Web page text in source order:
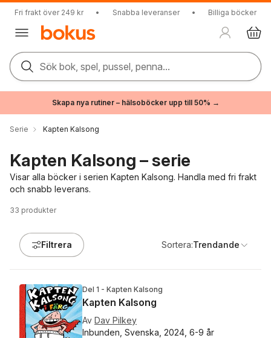
Fri frakt över 249 kr • Snabba leveranser • Billiga böcker
Sök bok, spel, pussel, penna...
Skapa nya rutiner – hälsoböcker upp till 50% →
Serie Kapten Kalsong
Kapten Kalsong – serie
Visar alla böcker i serien Kapten Kalsong. Handla med fri frakt
och snabb leverans.
33 produkter
Filtrera Sortera:Trendande
Del 1 - Kapten Kalsong
Kapten Kalsong
Av Dav Pilkey
Inbunden, Svenska, 2024, 6-9 år